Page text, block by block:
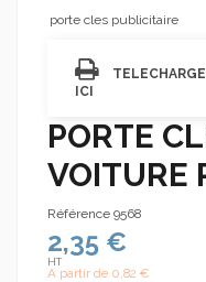
porte cles publicitaire
ICI
PORTE
VOITURE
Référence 9568
2,35 €
HT
A partir de 0,82 €